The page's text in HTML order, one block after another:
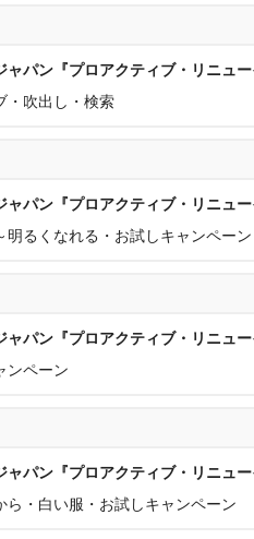
ャパン『プロアクティブ・リニュ
・吹出し・検索
ャパン『プロアクティブ・リニュ
明るくなれる・お試しキャンペーン
ャパン『プロアクティブ・リニュ
ンペーン
ャパン『プロアクティブ・リニュ
ら・白い服・お試しキャンペーン